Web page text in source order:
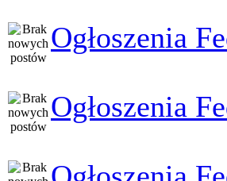
Ogłoszenia
Ogłoszenia